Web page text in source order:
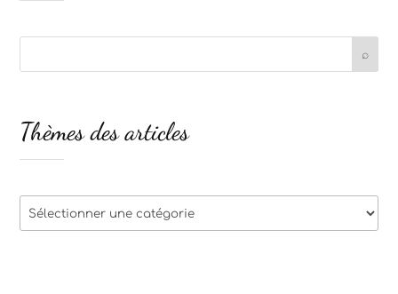
Thèmes des articles
Thèmes
des